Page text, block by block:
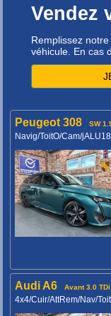
Vendez
Remplissez
véhicule. En cas
Peugeot 308 SW
Navig/ToitO/Cam/
Audi A6 Avant 3.0
4x4/Cuir/AttRem/Nav/